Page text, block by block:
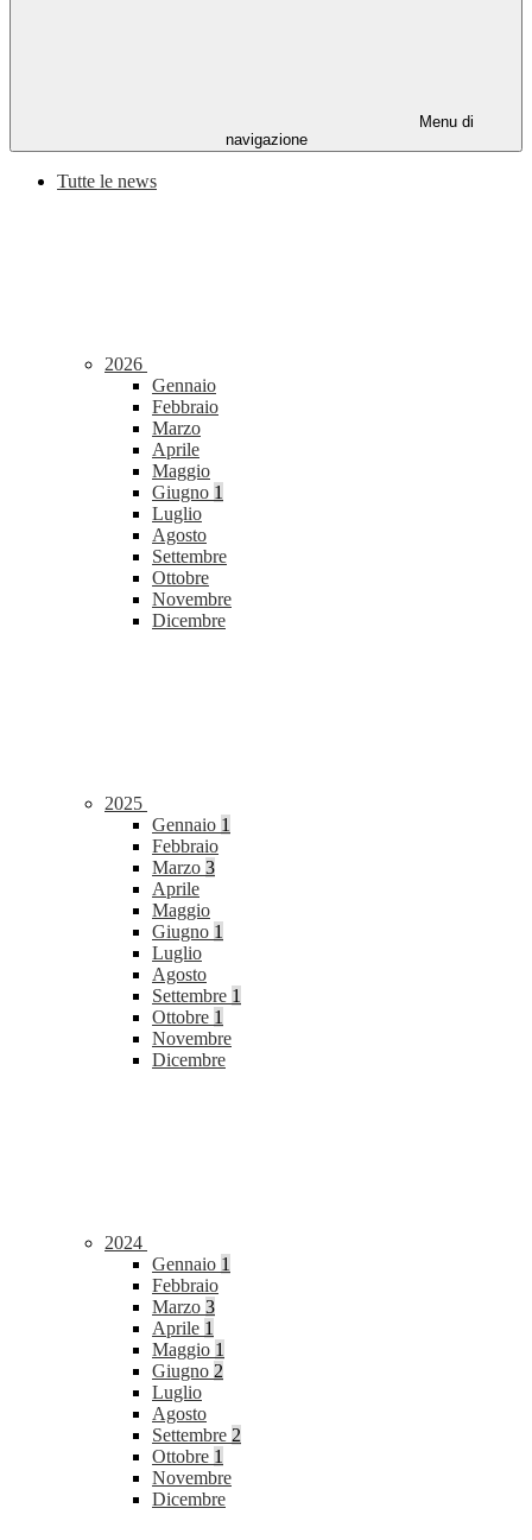
Menu di
navigazione
Tutte le news
2026
Gennaio
Febbraio
Marzo
Aprile
Maggio
Giugno 1
Luglio
Agosto
Settembre
Ottobre
Novembre
Dicembre
2025
Gennaio 1
Febbraio
Marzo 3
Aprile
Maggio
Giugno 1
Luglio
Agosto
Settembre 1
Ottobre 1
Novembre
Dicembre
2024
Gennaio 1
Febbraio
Marzo 3
Aprile 1
Maggio 1
Giugno 2
Luglio
Agosto
Settembre 2
Ottobre 1
Novembre
Dicembre